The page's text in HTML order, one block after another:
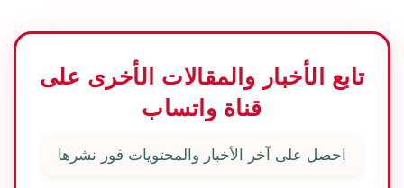
تابع الأخبار والمقالات الأخرى على
قناة واتساب
احصل على آخر الأخبار والمحتويات فور نشرها